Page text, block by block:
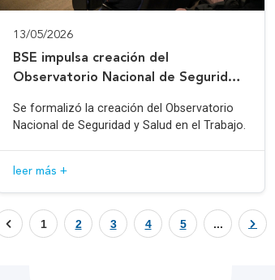
13/05/2026
BSE impulsa creación del
Observatorio Nacional de Seguridad
Se formalizó la creación del Observatorio
Nacional de Seguridad y Salud en el Trabajo.
leer más +
1 2 3 4 5 ...